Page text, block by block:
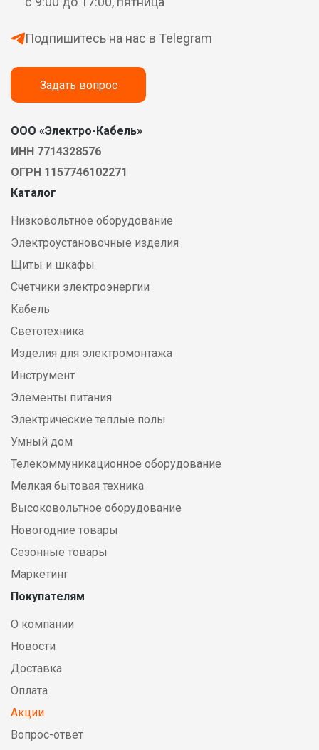
Подпишитесь на нас в Telegram
Задать вопрос
ООО «Электро-Кабель»
ИНН 7714328576
ОГРН 1157746102271
Каталог
Низковольтное оборудование
Электроустановочные изделия
Щиты и шкафы
Счетчики электроэнергии
Кабель
Светотехника
Изделия для электромонтажа
Инструмент
Элементы питания
Электрические теплые полы
Умный дом
Телекоммуникационное оборудование
Мелкая бытовая техника
Высоковольтное оборудование
Новогодние товары
Сезонные товары
Маркетинг
Покупателям
О компании
Новости
Доставка
Оплата
Акции
Вопрос-ответ